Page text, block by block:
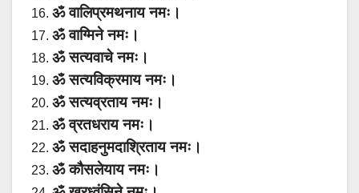
ॐ वालिप्रमथनाय नमः।
ॐ वाग्मिने नमः।
ॐ सत्यवाचे नमः।
ॐ सत्यविक्रमाय नमः।
ॐ सत्यव्रताय नमः।
ॐ व्रतधराय नमः।
ॐ सदाहनुमदाश्रिताय नमः।
ॐ कौसलेयाय नमः।